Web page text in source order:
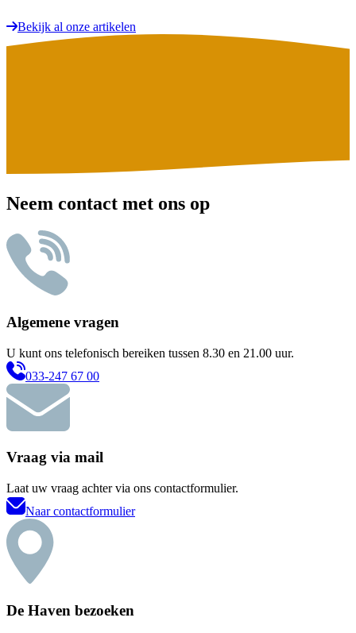
Bekijk al onze artikelen
Neem contact met ons op
Algemene vragen
U kunt ons telefonisch bereiken tussen 8.30 en 21.00 uur.
033-247 67 00
Vraag via mail
Laat uw vraag achter via ons contactformulier.
Naar contactformulier
De Haven bezoeken